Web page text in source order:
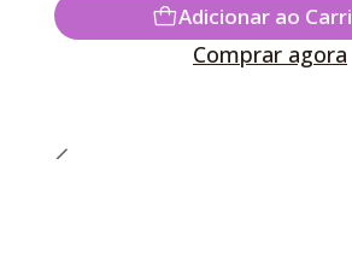
Adicionar ao
Comprar agora